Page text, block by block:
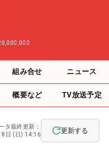
組み合せ ニュース
概要など TV放送予定
タ最終更新：
日 (日) 14:16
更新する